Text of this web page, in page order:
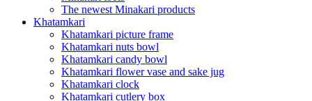
The newest Minakari products
Khatamkari
Khatamkari picture frame
Khatamkari nuts bowl
Khatamkari candy bowl
Khatamkari flower vase and sake jug
Khatamkari clock
Khatamkari cutlery box